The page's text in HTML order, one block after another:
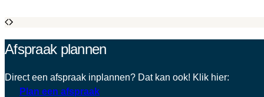
Afspraak plannen
Direct een afspraak inplannen? Dat kan ook! Klik hier:
Plan een afspraak